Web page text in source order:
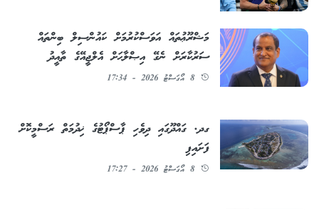
މަޝްރޫޢުތައް އަވަސްކުރުމަށް ކައުންސިލް ބިންތައް
ސަރުކާރަށް ނެގޭ އިޞްލާޙަށް އެލްޖީއޭގެ ތާއީދު
8 އޯގަސްޓު 2026 - 17:34
ގދ. ގައްދޫގައި ދިވެހި ޕާސްޕޯޓުގެ ޚިދުމަތް ރަސްމީކޮށް
ފަށައިފި
8 އޯގަސްޓު 2026 - 17:27